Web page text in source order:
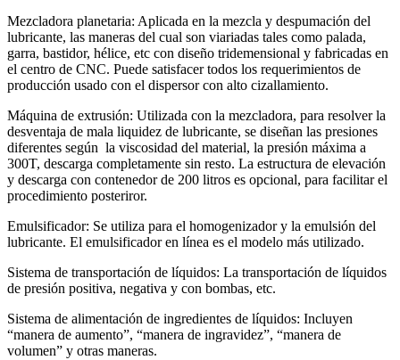
Mezcladora planetaria: Aplicada en la mezcla y despumación del
lubricante, las maneras del cual son viariadas tales como palada,
garra, bastidor, hélice, etc con diseño tridemensional y fabricadas en
el centro de CNC. Puede satisfacer todos los requerimientos de
producción usado con el dispersor con alto cizallamiento.
Máquina de extrusión: Utilizada con la mezcladora, para resolver la
desventaja de mala liquidez de lubricante, se diseñan las presiones
diferentes según la viscosidad del material, la presión máxima a
300T, descarga completamente sin resto. La estructura de elevación
y descarga con contenedor de 200 litros es opcional, para facilitar el
procedimiento posteriror.
Emulsificador: Se utiliza para el homogenizador y la emulsión del
lubricante. El emulsificador en línea es el modelo más utilizado.
Sistema de transportación de líquidos: La transportación de líquidos
de presión positiva, negativa y con bombas, etc.
Sistema de alimentación de ingredientes de líquidos: Incluyen
“manera de aumento”, “manera de ingravidez”, “manera de
volumen” y otras maneras.